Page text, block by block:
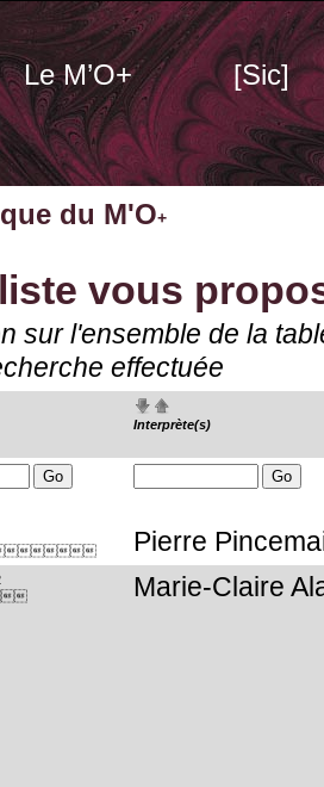
Le M’O+ [Sic]
du M'O+
vous
sur l'ensemble de la
effectuée
Interprète(s)
Pierre
Marie-Claire